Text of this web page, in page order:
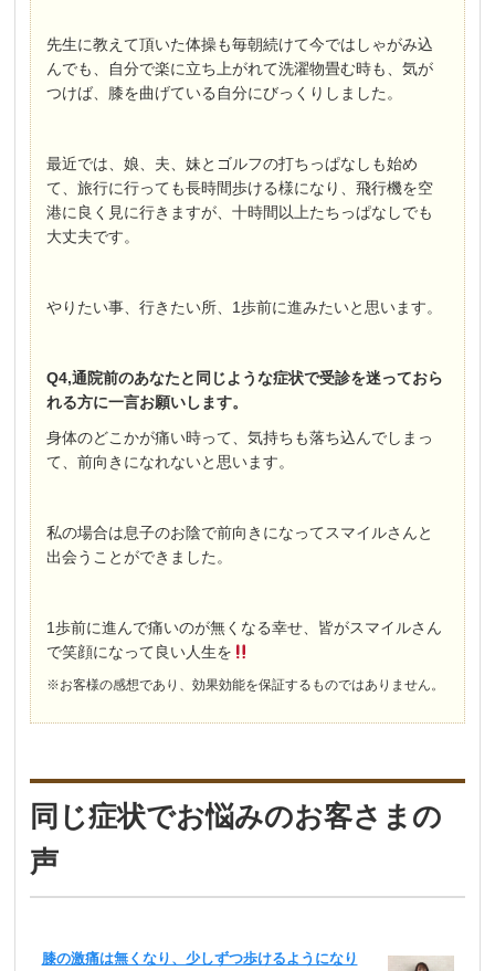
先生に教えて頂いた体操も毎朝続けて今ではしゃがみ込
んでも、自分で楽に立ち上がれて洗濯物畳む時も、気が
つけば、膝を曲げている自分にびっくりしました。
最近では、娘、夫、妹とゴルフの打ちっぱなしも始め
て、旅行に行っても長時間歩ける様になり、飛行機を空
港に良く見に行きますが、十時間以上たちっぱなしでも
大丈夫です。
やりたい事、行きたい所、1歩前に進みたいと思います。
Q4,通院前のあなたと同じような症状で受診を迷っておら
れる方に一言お願いします。
身体のどこかが痛い時って、気持ちも落ち込んでしまっ
て、前向きになれないと思います。
私の場合は息子のお陰で前向きになってスマイルさんと
出会うことができました。
1歩前に進んで痛いのが無くなる幸せ、皆がスマイルさん
で笑顔になって良い人生を
※お客様の感想であり、効果効能を保証するものではありません。
同じ症状でお悩みのお客さまの
声
膝の激痛は無くなり、少しずつ歩けるようになり